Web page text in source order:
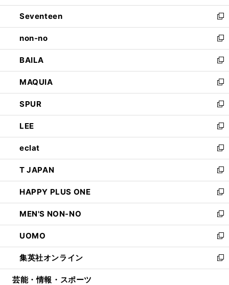
開
く
ウ
で
開
く
ン
ド
ウ
で
開
く
Seventeen
新
し
い
ウ
ィ
ン
ド
ウ
で
開
く
non-no
新
し
い
ウ
ィ
ン
ド
ウ
で
開
く
BAILA
新
し
い
ウ
ィ
ン
ド
ウ
で
開
く
MAQUIA
新
し
い
ウ
ィ
ン
ド
ウ
で
開
く
SPUR
新
し
い
ウ
ィ
ン
ド
ウ
で
開
く
LEE
新
し
い
ウ
ィ
ン
ド
ウ
で
開
く
eclat
新
し
い
ウ
ィ
ン
ド
ウ
で
開
く
T JAPAN
新
し
い
ウ
ィ
ン
ド
ウ
で
開
HAPPY PLUS ONE
新
し
い
ウ
ィ
ン
ド
ウ
MEN'S NON-NO
新
し
い
ウ
ィ
ン
UOMO
新
し
い
ウ
集英社オンライン
新
し
芸能・情報・スポーツ